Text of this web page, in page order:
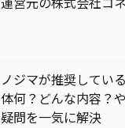
ノジマが推奨してい
体何？どんな内容？
疑問を一気に解決